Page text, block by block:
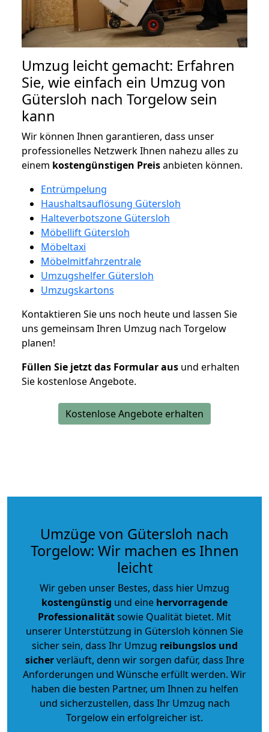
Umzug leicht gemacht: Erfahren
Sie, wie einfach ein Umzug von
Gütersloh nach Torgelow sein
kann
Wir können Ihnen garantieren, dass unser
professionelles Netzwerk Ihnen nahezu alles zu
einem kostengünstigen Preisanbieten können.
Entrümpelung
Haushaltsauflösung Gütersloh
Halteverbotszone Gütersloh
Möbellift Gütersloh
Möbeltaxi
Möbelmitfahrzentrale
Umzugshelfer Gütersloh
Umzugskartons
Kontaktieren Sie uns noch heute und lassen Sie
uns gemeinsam Ihren Umzug nach Torgelow
planen!
Füllen Sie jetzt das Formular aus und erhalten
Sie kostenlose Angebote.
Kostenlose Angebote erhalten
Umzüge von Gütersloh nach
Torgelow: Wir machen es Ihnen
leicht
Wir geben unser Bestes, dass hier Umzug
kostengünstig und eine hervorragende
Professionalitätsowie Qualität bietet. Mit
unserer Unterstützung in Gütersloh können Sie
sicher sein, dass Ihr Umzug reibungslos und
sicherverläuft, denn wir sorgen dafür, dass Ihre
Anforderungen und Wünsche erfüllt werden. Wir
haben die besten Partner, um Ihnen zu helfen
und sicherzustellen, dass Ihr Umzug nach
Torgelow ein erfolgreicher ist.